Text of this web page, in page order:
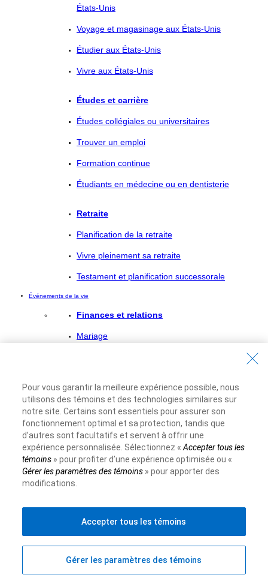
États-Unis
Voyage et magasinage aux États-Unis
Étudier aux États-Unis
Vivre aux États-Unis
Études et carrière
Études collégiales ou universitaires
Trouver un emploi
Formation continue
Étudiants en médecine ou en dentisterie
Retraite
Planification de la retraite
Vivre pleinement sa retraite
Testament et planification successorale
Événements de la vie
Finances et relations
Mariage
Décès d’un membre de la famille
Les femmes et la gestion financière
Nouveaux arrivants au Canada
S’installer au Canada
Pour vous garantir la meilleure expérience possible, nous
utilisons des témoins et des technologies similaires sur
notre site. Certains sont essentiels pour assurer son
fonctionnement optimal et sa protection, tandis que
d’autres sont facultatifs et servent à offrir une
expérience personnalisée. Sélectionnez « Accepter tous les
témoins» pour profiter d’une expérience optimisée ou «
Gérer les paramètres des témoins» pour apporter des
modifications.
Gérer les paramètres des témoins
Accepter tous les témoins